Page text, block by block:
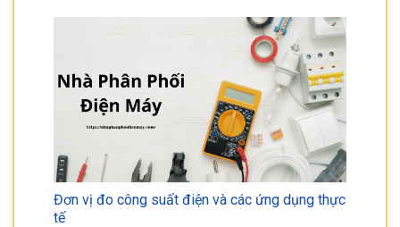
Đơn vị đo công suất điện và các ứng dụng thực
tế